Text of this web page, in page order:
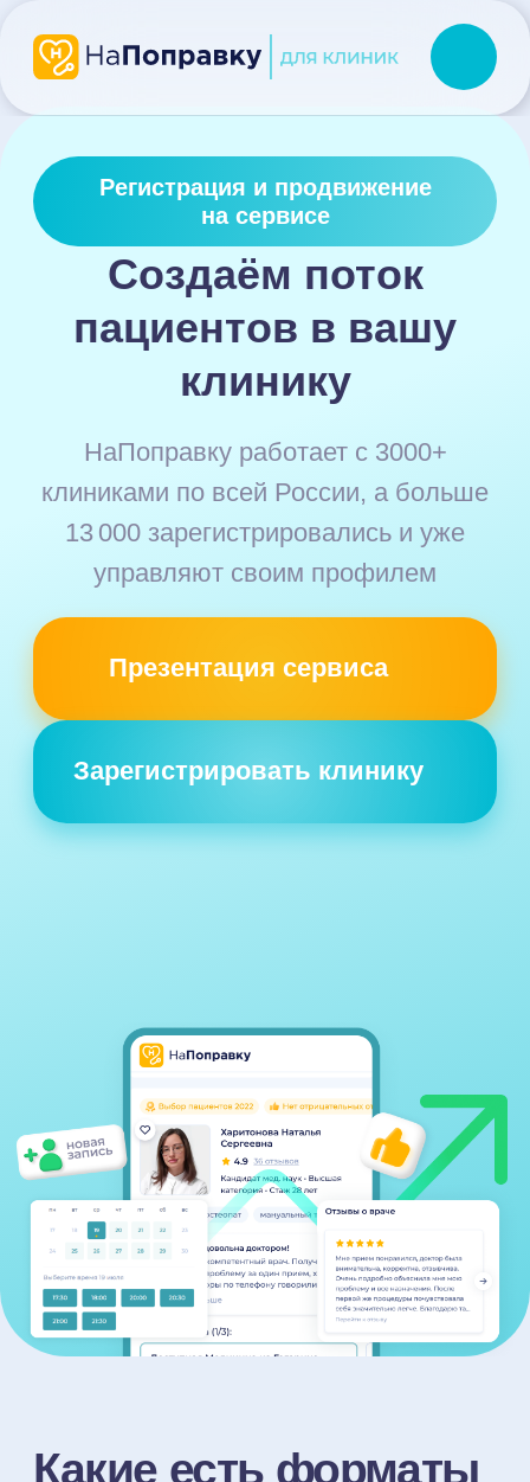
Врачу
Демо
Продвижение
Премиум+
Аукцион
на сервисе
Создаём поток
пациентов в вашу
клинику
НаПоправку работает с 3000+
клиниками по всей России, а больше
13 000 зарегистрировались и уже
Презентация сервиса
Зарегистрировать клинику
Какие есть форматы
с НаПоправку?
Регистрация клиники
и доступ к кабинету
Сразу после вы управляете своим
профилем, получаете доступ